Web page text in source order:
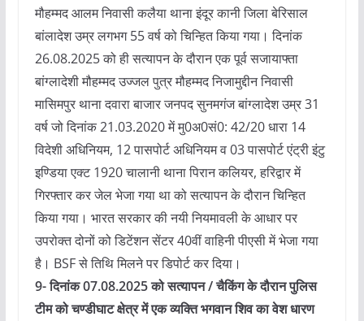
मौहम्मद आलम निवासी कलैया थाना इंदूर कानी जिला बेरिसाल
बांलादेश उम्र लगभग 55 वर्ष को चिन्हित किया गया। दिनांक
26.08.2025 को ही सत्यापन के दौरान एक पूर्व सजायाफ्ता
बांग्लादेशी मौहम्मद उज्जल पुत्र मौहम्मद निजामुद्दीन निवासी
मासिमपुर थाना दवारा बाजार जनपद सुनमगंज बांग्लादेश उम्र 31
वर्ष जो दिनांक 21.03.2020 में मु0अ0सं0: 42/20 धारा 14
विदेशी अधिनियम, 12 पासपोर्ट अधिनियम व 03 पासपोर्ट एंट्री इंटु
इण्डिया एक्ट 1920 चालानी थाना पिरान कलियर, हरिद्वार में
गिरफ्तार कर जेल भेजा गया था को सत्यापन के दौरान चिन्हित
किया गया। भारत सरकार की नयी नियमावली के आधार पर
उपरोक्त दोनों को डिटेंशन सेंटर 40वीं वाहिनी पीएसी में भेजा गया
है। BSF से तिथि मिलने पर डिपोर्ट कर दिया।
9- दिनांक 07.08.2025 को सत्यापन / चैकिंग के दौरान पुलिस
टीम को चण्डीघाट क्षेत्र में एक व्यक्ति भगवान शिव का वेश धारण